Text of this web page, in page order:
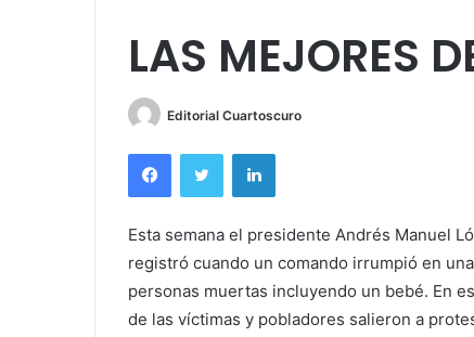
LAS MEJORES
Editorial Cuartoscuro
FacebookTwitter LinkedIn
Esta semana el presidente Andrés Manuel
registró cuando un comando irrumpió en
personas muertas incluyendo un bebé. En
de las víctimas y pobladores salieron a